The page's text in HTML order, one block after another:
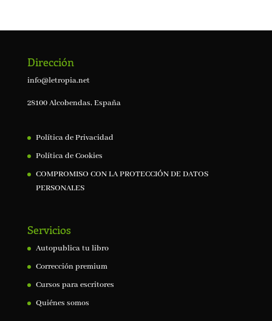
Dirección
info@letropia.net
28100 Alcobendas, España
Política de Privacidad
Política de Cookies
COMPROMISO CON LA PROTECCIÓN DE DATOS
PERSONALES
Servicios
Autopublica tu libro
Corrección premium
Cursos para escritores
Quiénes somos